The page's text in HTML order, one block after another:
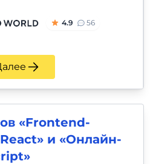
4.9 56
«Frontend-
и «Онлайн-